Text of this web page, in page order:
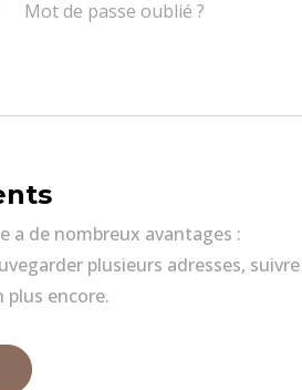
Mot de passe oublié ?
a de nombreux avantages :
plusieurs adresses, suivre
plus encore.